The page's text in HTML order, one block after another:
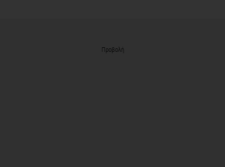
Προβολή